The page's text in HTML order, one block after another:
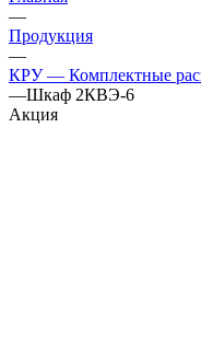
—
Продукция
—
КРУ — Комплектные
—Шкаф 2КВЭ-6
Акция